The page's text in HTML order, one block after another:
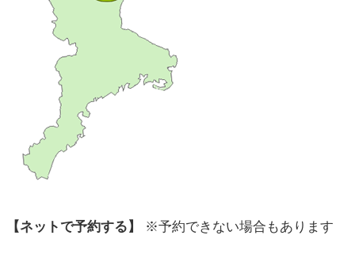
【ネットで予約する】 ※予約できない場合もあります